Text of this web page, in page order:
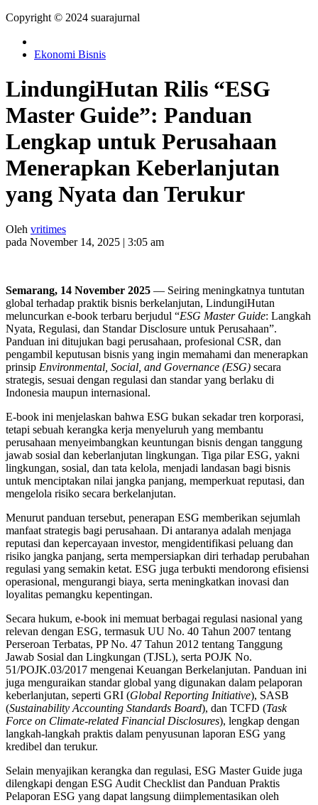
Copyright © 2024 suarajurnal
Ekonomi Bisnis
LindungiHutan Rilis “ESG
Master Guide”: Panduan
Lengkap untuk Perusahaan
Menerapkan Keberlanjutan
yang Nyata dan Terukur
Oleh vritimes
pada November 14, 2025 | 3:05 am
Semarang, 14 November 2025 — Seiring meningkatnya tuntutan
global terhadap praktik bisnis berkelanjutan, LindungiHutan
meluncurkan e-book terbaru berjudul “ESG Master Guide: Langkah
Nyata, Regulasi, dan Standar Disclosure untuk Perusahaan”.
Panduan ini ditujukan bagi perusahaan, profesional CSR, dan
pengambil keputusan bisnis yang ingin memahami dan menerapkan
prinsip Environmental, Social, and Governance (ESG) secara
strategis, sesuai dengan regulasi dan standar yang berlaku di
Indonesia maupun internasional.
E-book ini menjelaskan bahwa ESG bukan sekadar tren korporasi,
tetapi sebuah kerangka kerja menyeluruh yang membantu
perusahaan menyeimbangkan keuntungan bisnis dengan tanggung
jawab sosial dan keberlanjutan lingkungan. Tiga pilar ESG, yakni
lingkungan, sosial, dan tata kelola, menjadi landasan bagi bisnis
untuk menciptakan nilai jangka panjang, memperkuat reputasi, dan
mengelola risiko secara berkelanjutan.
Menurut panduan tersebut, penerapan ESG memberikan sejumlah
manfaat strategis bagi perusahaan. Di antaranya adalah menjaga
reputasi dan kepercayaan investor, mengidentifikasi peluang dan
risiko jangka panjang, serta mempersiapkan diri terhadap perubahan
regulasi yang semakin ketat. ESG juga terbukti mendorong efisiensi
operasional, mengurangi biaya, serta meningkatkan inovasi dan
loyalitas pemangku kepentingan.
Secara hukum, e-book ini memuat berbagai regulasi nasional yang
relevan dengan ESG, termasuk UU No. 40 Tahun 2007 tentang
Perseroan Terbatas, PP No. 47 Tahun 2012 tentang Tanggung
Jawab Sosial dan Lingkungan (TJSL), serta POJK No.
51/POJK.03/2017 mengenai Keuangan Berkelanjutan. Panduan ini
juga menguraikan standar global yang digunakan dalam pelaporan
keberlanjutan, seperti GRI (Global Reporting Initiative), SASB
(Sustainability Accounting Standards Board), dan TCFD (Task
Force on Climate-related Financial Disclosures), lengkap dengan
langkah-langkah praktis dalam penyusunan laporan ESG yang
kredibel dan terukur.
Selain menyajikan kerangka dan regulasi, ESG Master Guide juga
dilengkapi dengan ESG Audit Checklist dan Panduan Praktis
Pelaporan ESG yang dapat langsung diimplementasikan oleh